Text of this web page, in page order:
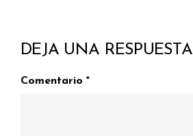
DEJA UNA RESPUESTA
Comentario *